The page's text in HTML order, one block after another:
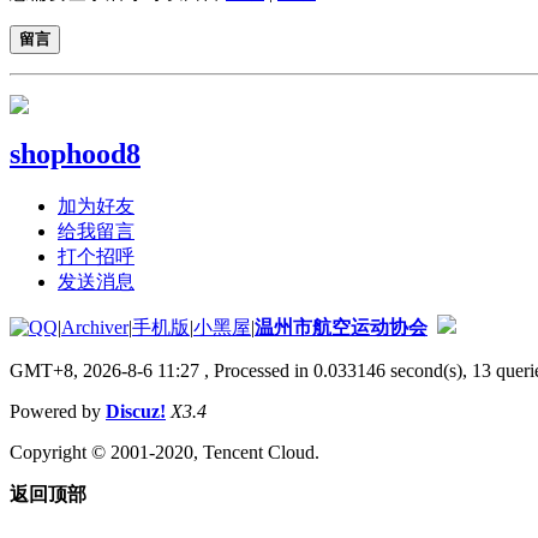
留言
shophood8
加为好友
给我留言
打个招呼
发送消息
|Archiver|手机版|小黑屋|温州市航空运动协会
GMT+8, 2026-8-6 11:27 , Processed in 0.033146 second(s), 13
Powered by Discuz! X3.4
Copyright © 2001-2020, Tencent Cloud.
返回顶部